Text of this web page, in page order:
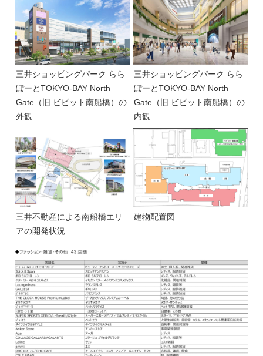
三井ショッピングパーク らら
ぽーとTOKYO-BAY North
Gate（旧 ビビット南船橋）の
外観
三井ショッピングパーク らら
ぽーとTOKYO-BAY North
Gate（旧 ビビット南船橋）の
内観
三井不動産による南船橋エリ
アの開発状況
建物配置図